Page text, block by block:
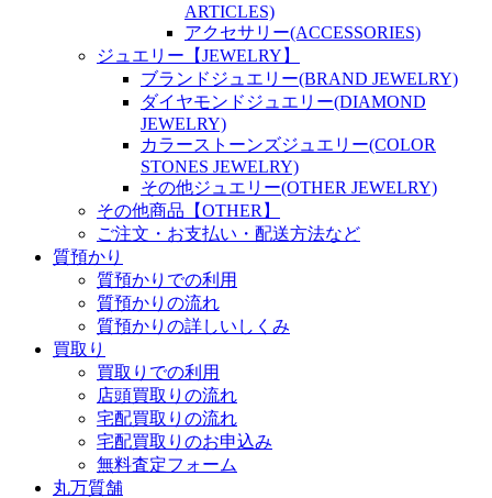
ARTICLES)
アクセサリー(ACCESSORIES)
ジュエリー【JEWELRY】
ブランドジュエリー(BRAND JEWELRY)
ダイヤモンドジュエリー(DIAMOND
JEWELRY)
カラーストーンズジュエリー(COLOR
STONES JEWELRY)
その他ジュエリー(OTHER JEWELRY)
その他商品【OTHER】
ご注文・お支払い・配送方法など
質預かり
質預かりでの利用
質預かりの流れ
質預かりの詳しいしくみ
買取り
買取りでの利用
店頭買取りの流れ
宅配買取りの流れ
宅配買取りのお申込み
無料査定フォーム
丸万質舗